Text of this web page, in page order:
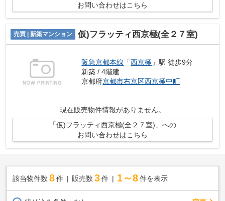
お問い合わせはこちら
売買 | 新築マンション 仮)フラッティ西京極(全２７室)
阪急京都本線 「西京極 」駅 徒歩9分
新築 / 4階建
京都府京都市右京区西京極中町
現在販売物件情報がありません。
「仮)フラッティ西京極(全２７室)」への
お問い合わせはこちら
該当物件数 8件 販売数 3 件 1～8 件を表示